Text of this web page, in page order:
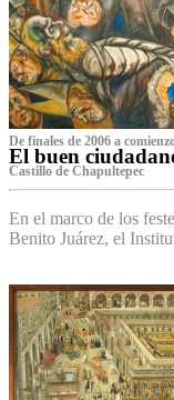
De finales de 2006 a
El buen
Castillo de Chapultepec
En el marco de los
Benito Juárez, el